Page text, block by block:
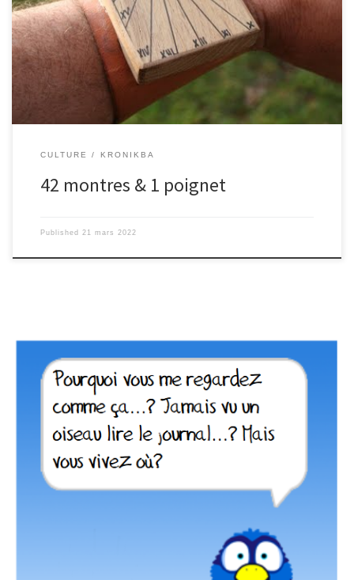
aujourd’hui Clément, un collectionneur de montres! [iframe
src= »https://embed.acast.com/62a0e02880c337001296c526/62a2
f87f2ad02400127e6d4b » frameBorder= »0″ width= »100% »
height= »110px »]
CULTURE KRONIKBA
42 montres & 1 poignet
Published 21 mars 2022